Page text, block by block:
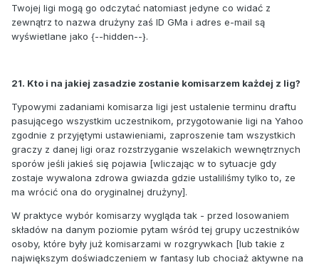
Twojej ligi mogą go odczytać natomiast jedyne co widać z
zewnątrz to nazwa drużyny zaś ID GMa i adres e-mail są
wyświetlane jako {--hidden--}.
21. Kto i na jakiej zasadzie zostanie komisarzem każdej z lig?
Typowymi zadaniami komisarza ligi jest ustalenie terminu draftu
pasującego wszystkim uczestnikom, przygotowanie ligi na Yahoo
zgodnie z przyjętymi ustawieniami, zaproszenie tam wszystkich
graczy z danej ligi oraz rozstrzyganie wszelakich wewnętrznych
sporów jeśli jakieś się pojawia [wliczając w to sytuacje gdy
zostaje wywalona zdrowa gwiazda gdzie ustaliliśmy tylko to, ze
ma wrócić ona do oryginalnej drużyny].
W praktyce wybór komisarzy wygląda tak - przed losowaniem
składów na danym poziomie pytam wśród tej grupy uczestników
osoby, które były już komisarzami w rozgrywkach [lub takie z
największym doświadczeniem w fantasy lub chociaż aktywne na